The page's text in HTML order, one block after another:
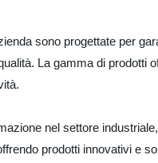
sono progettate per
La gamma di
nel settore
prodotti innovativi e